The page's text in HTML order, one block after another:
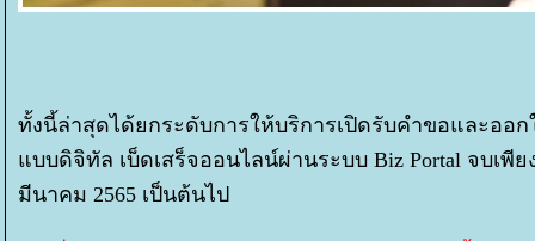
ทั้งนี้ล่าสุดได้ยกระดับการให้บริการเปิดรับคำขอและออ
บบดิจิทัล เบ็ดเสร็จออนไลน์ผ่านระบบ Biz Portal จบเพี
มีนาคม 2565 เป็นต้นไป